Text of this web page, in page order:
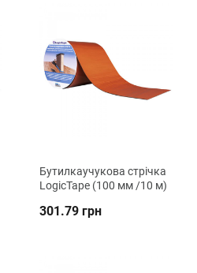
Бутилкаучукова стрічка
LogicTape (100 мм /10 м)
301.79 грн